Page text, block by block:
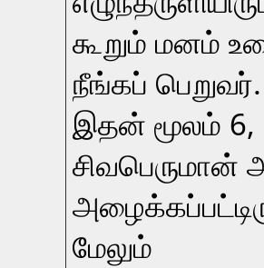
கூறும் மனம்
நீங்கப் பெறுவர்.
இதன் மூலம் 6,
மேலும்